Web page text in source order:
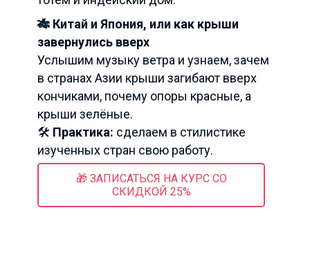
🎋 Китай и Япония, или как крыши
завернулись вверх
Услышим музыку ветра и узнаем, зачем
в странах Азии крыши загибают вверх
кончиками, почему опоры красные, а
крыши зелёные.
🛠️ Практика: сделаем в стилистике
изученных стран свою работу.
🎁 ЗАПИСАТЬСЯ НА КУРС СО
СКИДКОЙ 25%